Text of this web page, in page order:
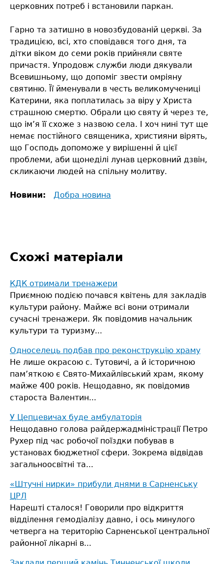
церковних потреб і встановили паркан.
Гарно та затишно в новозбудованій церкві. За
традицією, всі, хто сповідався того дня, та
дітки віком до семи років прийняли святе
причастя. Упродовж служби люди дякували
Всевишньому, що допоміг звести омріяну
святиню. Її йменували в честь великомучениці
Катерини, яка поплатилась за віру у Христа
страшною смертю. Обрали цю святу й через те,
що ім’я її схоже з назвою села. І хоч нині тут ще
немає постійного священика, християни вірять,
що Господь допоможе у вирішенні й цієї
проблеми, аби щонеділі лунав церковний дзвін,
скликаючи людей на спільну молитву.
Новини: Добра новина
Схожі матеріали
КДК отримали тренажери
Приємною подією почався квітень для закладів
культури району. Майже всі вони отримали
сучасні тренажери. Як повідомив начальник
культури та туризму...
Односелець подбав про реконструкцію храму
Не лише окрасою с. Тутовичі, а й історичною
пам’яткою є Свято-Михайлівський храм, якому
майже 400 років. Нещодавно, як повідомив
староста Валентин...
У Цепцевичах буде амбулаторія
Нещодавно голова райдержадміністрації Петро
Рухер під час робочої поїздки побував в
установах бюджетної сфери. Зокрема відвідав
загальноосвітні та...
«Штучні нирки» прибули днями в Сарненську
ЦРЛ
Нарешті сталося! Говорили про відкриття
відділення гемодіалізу давно, і ось минулого
четверга на територію Сарненської центральної
районної лікарні в...